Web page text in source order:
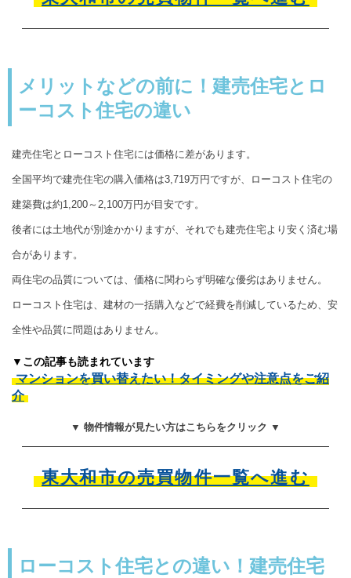
メリットなどの前に！建売住宅とロ
ーコスト住宅の違い
建売住宅とローコスト住宅には価格に差があります。
全国平均で建売住宅の購入価格は3,719万円ですが、ローコスト住宅の
建築費は約1,200～2,100万円が目安です。
後者には土地代が別途かかりますが、それでも建売住宅より安く済む場
合があります。
両住宅の品質については、価格に関わらず明確な優劣はありません。
ローコスト住宅は、建材の一括購入などで経費を削減しているため、安
全性や品質に問題はありません。
▼この記事も読まれています
マンションを買い替えたい！タイミングや注意点をご紹
介
▼ 物件情報が見たい方はこちらをクリック ▼
東大和市の売買物件一覧へ進む
ローコスト住宅との違い！建売住宅